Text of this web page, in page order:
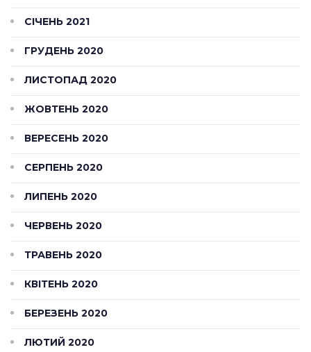
СІЧЕНЬ 2021
ГРУДЕНЬ 2020
ЛИСТОПАД 2020
ЖОВТЕНЬ 2020
ВЕРЕСЕНЬ 2020
СЕРПЕНЬ 2020
ЛИПЕНЬ 2020
ЧЕРВЕНЬ 2020
ТРАВЕНЬ 2020
КВІТЕНЬ 2020
БЕРЕЗЕНЬ 2020
ЛЮТИЙ 2020